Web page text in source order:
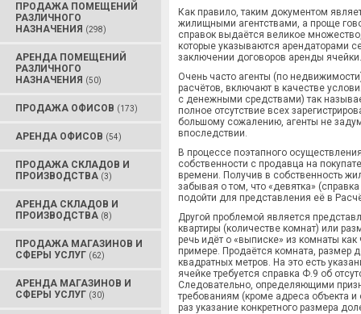
ПРОДАЖА ПОМЕЩЕНИЙ
РАЗЛИЧНОГО
НАЗНАЧЕНИЯ (298)
АРЕНДА ПОМЕЩЕНИЙ
РАЗЛИЧНОГО
НАЗНАЧЕНИЯ (50)
ПРОДАЖА ОФИСОВ (173)
АРЕНДА ОФИСОВ (54)
ПРОДАЖА СКЛАДОВ И
ПРОИЗВОДСТВА (3)
АРЕНДА СКЛАДОВ И
ПРОИЗВОДСТВА (8)
ПРОДАЖА МАГАЗИНОВ И
СФЕРЫ УСЛУГ (62)
АРЕНДА МАГАЗИНОВ И
СФЕРЫ УСЛУГ (30)
Как правило, таким документом
жилищными агентствами, а проще
справок выдаётся великое
которые указываются арендаторами
заключении договоров аренды ячейки.
Очень часто агенты (по
расчётов, включают в качестве
с денежными средствами) так
полное отсутствие всех
большому сожалению, агенты не
впоследствии.
В процессе поэтапного
собственности с продавца на
времени. Получив в собственность
забывая о том, что «девятка»
подойти для представления её в
Другой проблемой является
квартиры (количестве комнат) или
речь идёт о «выписке» из комнаты
примере. Продаётся комната, размер
квадратных метров. На это есть
ячейке требуется справка Ф.9 об
Следовательно, определяющими
требованиям (кроме адреса объекта и
раз указание конкретного размера